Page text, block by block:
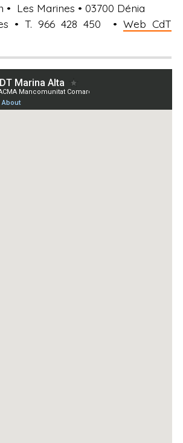
• Les Marines • 03700 Dénia
• T. 966 428 450 •Web CdT